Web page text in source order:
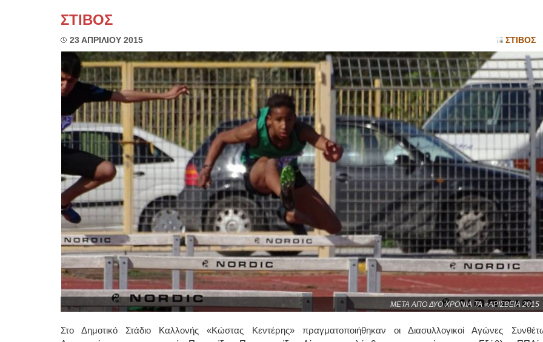
ΣΤΙΒΟΣ
23 ΑΠΡΙΛΙΟΥ 2015 ΣΤΙΒΟΣ
ΜΕΤΑ ΑΠΟ ΔΥΟ ΧΡΟΝΙΑ ΤΑ «ΑΡΙΣΒΕΙΑ 2015
Στο Δημοτικό Στάδιο Καλλονής «Κώστας Κεντέρης» πραγματοποιήθηκαν οι Διασυλλογικοί Αγώνες